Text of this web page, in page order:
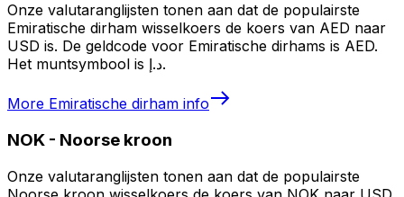
Onze valutaranglijsten tonen aan dat de populairste
Emiratische dirham wisselkoers de koers van AED naar
USD is. De geldcode voor Emiratische dirhams is AED.
Het muntsymbool is د.إ.
More Emiratische dirham info
NOK - Noorse kroon
Onze valutaranglijsten tonen aan dat de populairste